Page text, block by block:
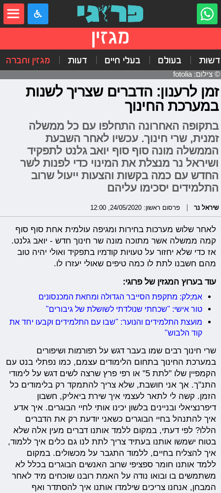
מגזין
בעולם בעלי חיים דעות מגזין וחברה
© צילום: fotolia
זמן לרענון: הדברים שצריך לשנות
במערכת החינוך
בתקופה האחרונה התחלפו עם כל ממשלה
זמנית, שרי חינוך. עכשיו לאחר השבעת
הממשלה מונה סוף סוף יואב גלנט לתפקיד
ושיראל נר מנצלת את המינוי כדי לפנות לשר
החדש עם כמה בקשות והצעות ייעול שרוב
התלמידים יסכימו עליהם
שיראל נר פרסום ראשון: 24/05/2020, 12:00
לאחר שלוש מערכות בחירות ומגיפה עולמית אחת סוף סוף
קמה ממשלה אשר מתוכה מונה שר חינוך חדש - יואב גלנט.
אז כדי שלא יחזור על טעויות קודמיו בתפקיד ואולי יהיה טוב
מהם חשבנו לתת לו כמה טיפים שאולי יעזרו לו.
עוד בערוץ המגזין של פרוגי:
אמ;לק: מתקפת הסייבר הגדולה ומחאת המכנסונים
טור אישי: "שכחתי שנולדתי לשושלת של גיבורים"
מועצת התלמידים והנוער: "שבו עם התלמידים וקבעו יחד את
קוד הלבוש"
שרי חינוך רבים שמו בעבר דגש על רפורמות ושיפורים
במערכת החינוך בתחום הלימודים עצמם, כמו נפתלי בנט עם
הקמפיין שלו "לתת 5" או רפי פרץ שרצה לשים דגש על לימודי
התנ"ך. אך אני חושבת, שלא צריך להתמקד רק בלימודים כל
הזמן. קשה לי לתאר לעצמי איך שירת ביאליק, חשבון
דיפרנציאלי ובניינים בלשון יכינו אותי לחיי הבוגרים. איך אדע
איך להתנהל בחיי הבוגרים כשאני יודעת רק את הדברים
הללו? לפי דעתי, במקום ללמד אותנו דברים מעין אלה שלא
בטוח ישמשו אותנו בעתיד צריך לתת לנו גם כלים איך ללמוד,
איך להצליח בחיים, ללמוד התגבר על מכשולים. במקום
ללמד אותנו חומר ספציפי שרוב האנשים הבוגרים בכלל לא
משתמשים בו ובואו נודה על האמת רובנו שוכחים מיד לאחר
המבחן, אנחנו צריכים שילמדו אותנו איך להסתדר ואף